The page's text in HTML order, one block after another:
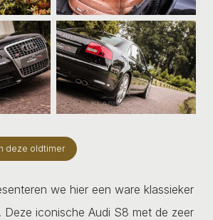
deze oldtimer
we hier een ware klassieker
iconische Audi S8 met de zeer